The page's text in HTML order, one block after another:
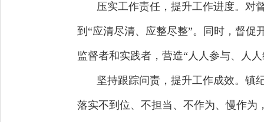
压实工作责任，提升工作进度。对
到“应清尽清、应整尽整”。同时，督
监督者和实践者，营造“人人参与、人
坚持跟踪问责，提升工作成效。镇
落实不到位、不担当、不作为、慢作为